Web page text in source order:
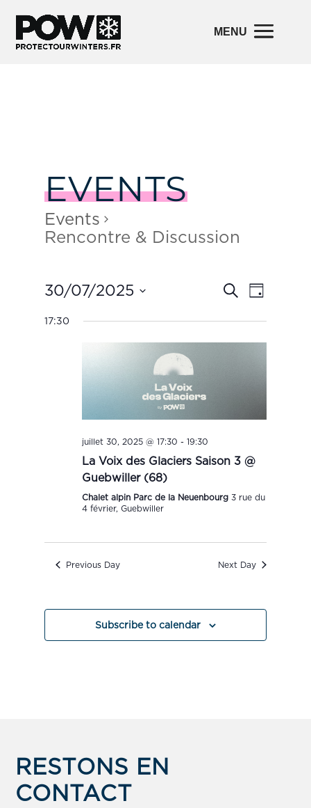
EVENTS
Events
Rencontre & Discussion
Events
Search
Views
SearchEvent
Views
Day
30/07/2025
17:30
juillet 30, 2025 @ 17:30 -19:30
La Voix des Glaciers Saison 3 @
Guebwiller (68)
Chalet alpin Parc de la Neuenbourg3 rue du
4 février, Guebwiller
Previous Day Next Day
Subscribe to calendar
RESTONS EN
CONTACT